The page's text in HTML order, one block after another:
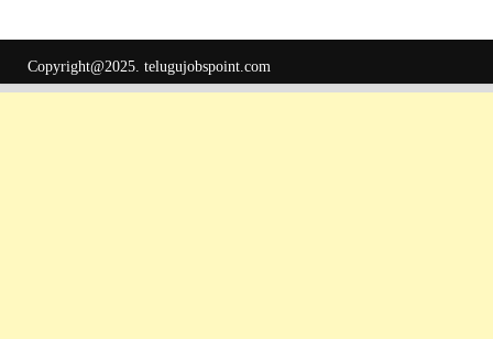
Copyright@2025. telugujobspoint.com